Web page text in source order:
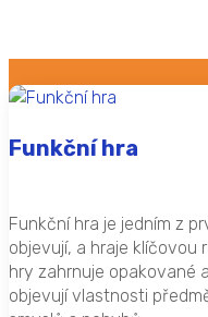
Funkční hra
Funkční hra je jedním z
objevují, a hraje klíčovou
hry zahrnuje opakované
objevují vlastnosti